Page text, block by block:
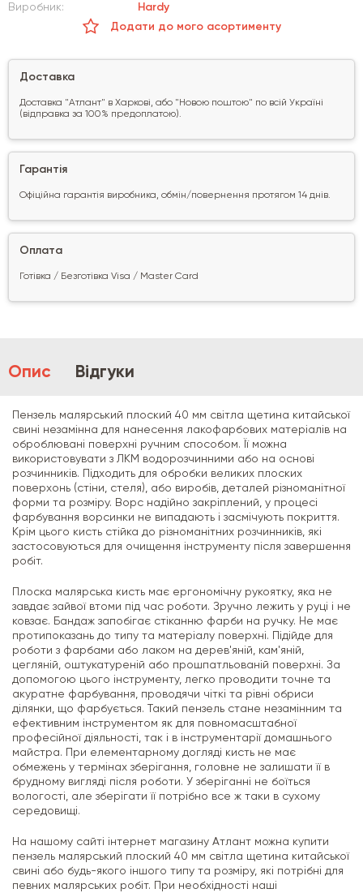
Виробник:
Hardy
Додати до мого асортименту
Доставка
Доставка "Атлант" в Харкові, або "Новою поштою" по всій Україні
(відправка за 100% предоплатою).
Гарантія
Офіційна гарантія виробника, обмін/повернення протягом 14 днів.
Оплата
Готівка / Безготівка Visa / Master Card
Опис Відгуки
Пензель малярський плоский 40 мм світла щетина китайської
свині незамінна для нанесення лакофарбових матеріалів на
оброблювані поверхні ручним способом. Її можна
використовувати з ЛКМ водорозчинними або на основі
розчинників. Підходить для обробки великих плоских
поверхонь (стіни, стеля), або виробів, деталей різноманітної
форми та розміру. Ворс надійно закріплений, у процесі
фарбування ворсинки не випадають і засмічують покриття.
Крім цього кисть стійка до різноманітних розчинників, які
застосовуються для очищення інструменту після завершення
робіт.
Плоска малярська кисть має ергономічну рукоятку, яка не
завдає зайвої втоми під час роботи. Зручно лежить у руці і не
ковзає. Бандаж запобігає стіканню фарби на ручку. Не має
протипоказань до типу та матеріалу поверхні. Підійде для
роботи з фарбами або лаком на дерев'яній, кам'яній,
цегляній, оштукатуреній або прошпатльованій поверхні. За
допомогою цього інструменту, легко проводити точне та
акуратне фарбування, проводячи чіткі та рівні обриси
ділянки, що фарбується. Такий пензель стане незамінним та
ефективним інструментом як для повномасштабної
професійної діяльності, так і в інструментарії домашнього
майстра. При елементарному догляді кисть не має
обмежень у термінах зберігання, головне не залишати її в
брудному вигляді після роботи. У зберіганні не боїться
вологості, але зберігати її потрібно все ж таки в сухому
середовищі.
На нашому сайті інтернет магазину Атлант можна купити
пензель малярський плоский 40 мм світла щетина китайської
свині або будь-якого іншого типу та розміру, які потрібні для
певних малярських робіт. При необхідності наші